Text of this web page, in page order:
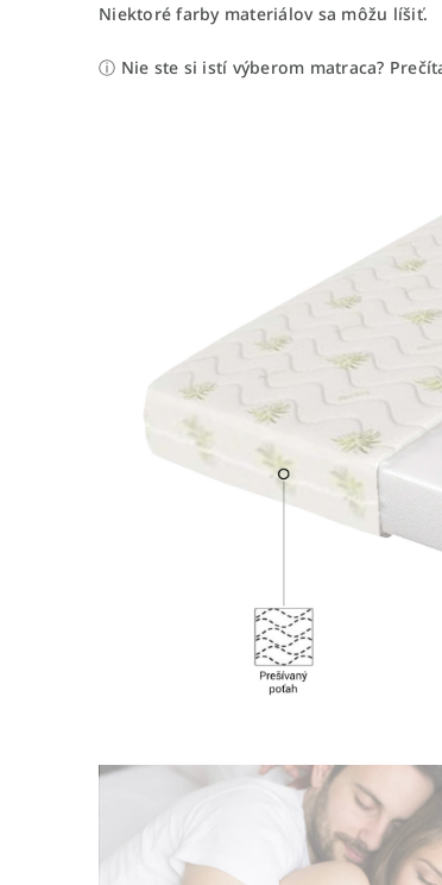
Niektoré farby materiálov sa môžu líšiť.
ⓘ Nie ste si istí výberom matraca?